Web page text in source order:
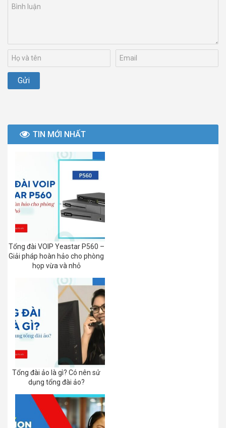
TIN MỚI NHẤT
Tổng đài VOIP Yeastar P560 –
Giải pháp hoàn hảo cho phòng
họp vừa và nhỏ
Tổng đài ảo là gì? Có nên sử
dụng tổng đài ảo?